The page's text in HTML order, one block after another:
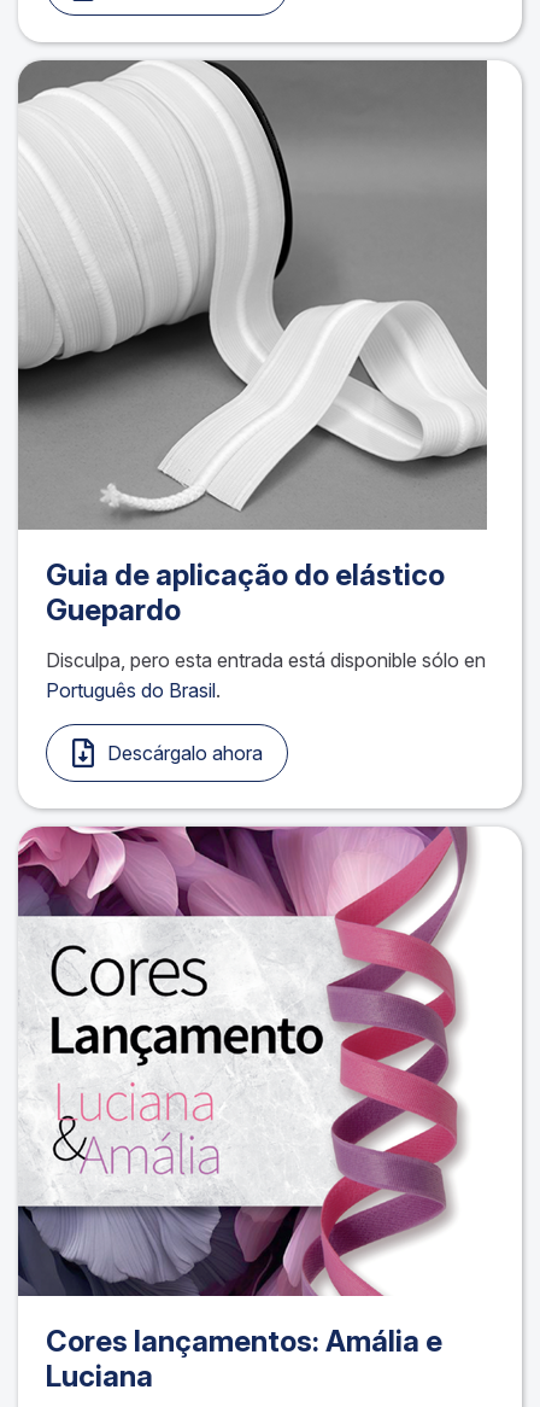
Guia de aplicação do elástico
Guepardo
Disculpa, pero esta entrada está disponible sólo en
Português do Brasil.
Descárgalo ahora
Cores lançamentos: Amália e
Luciana